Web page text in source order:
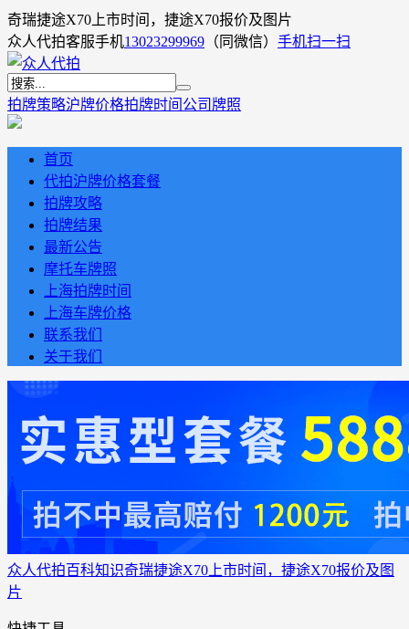
奇瑞捷途X70上市时间，捷途X70报价及图片
众人代拍客服手机13023299969 （同微信） 手机扫一扫
拍牌策略沪牌价格拍牌时间 公司牌照
首页
代拍沪牌价格套餐
拍牌攻略
拍牌结果
最新公告
摩托车牌照
上海拍牌时间
上海车牌价格
联系我们
关于我们
众人代拍百科知识奇瑞捷途X70上市时间，捷途X70报价及图
片